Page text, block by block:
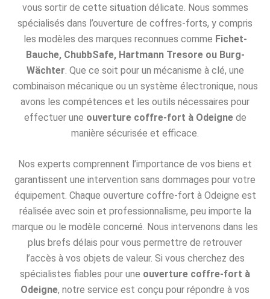
vous sortir de cette situation délicate. Nous sommes
spécialisés dans l’ouverture de coffres-forts, y compris
les modèles des marques reconnues comme Fichet-
Bauche, ChubbSafe, Hartmann Tresore ou Burg-
Wächter . Que ce soit pour un mécanisme à clé, une
combinaison mécanique ou un système électronique, nous
avons les compétences et les outils nécessaires pour
effectuer une ouverture coffre-fort à Odeignede
manière sécurisée et efficace.
Nos experts comprennent l’importance de vos biens et
garantissent une intervention sans dommages pour votre
équipement. Chaque ouverture coffre-fort à Odeigne est
réalisée avec soin et professionnalisme, peu importe la
marque ou le modèle concerné. Nous intervenons dans les
plus brefs délais pour vous permettre de retrouver
l’accès à vos objets de valeur. Si vous cherchez des
spécialistes fiables pour une ouverture coffre-fort à
Odeigne, notre service est conçu pour répondre à vos